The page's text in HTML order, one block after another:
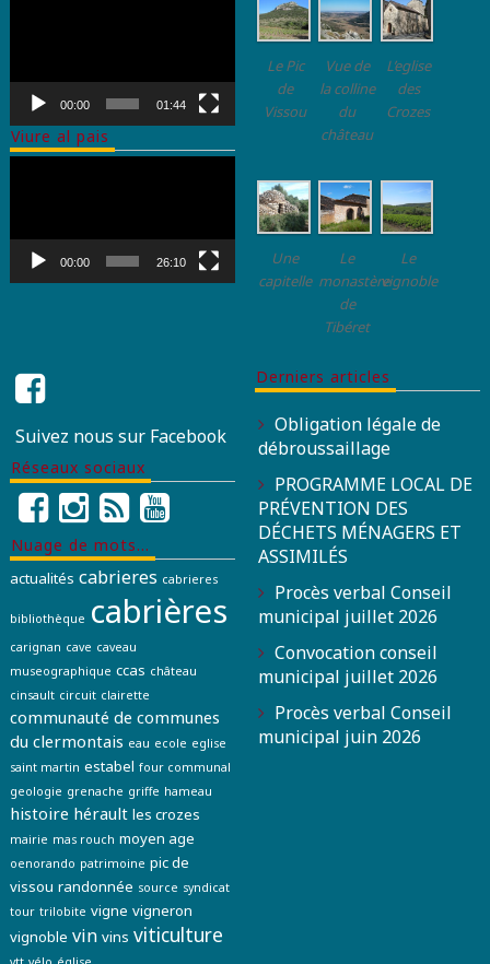
00:00 01:44
Viure al pais
00:00 26:10
Le Pic
de
Vissou
Vue de
la colline
du
château
L’eglise
des
Crozes
Une
capitelle
Le
monastère
de
Tibéret
Le
vignoble
Suivez nous sur Facebook
Réseaux sociaux
Nuage de mots…
actualités cabrieres cabrieres
bibliothèque cabrières
carignan cave caveau
museographique ccas château
cinsault circuit clairette
communauté de communes
du clermontais eau ecole eglise
saint martin estabel four communal
geologie grenache griffe hameau
histoire hérault les crozes
mairie mas rouch moyen age
oenorando patrimoine pic de
vissou randonnée source syndicat
tour trilobite vigne vigneron
vignoble vin vins viticulture
Derniers articles
Obligation légale de
débroussaillage
PROGRAMME LOCAL DE
PRÉVENTION DES
DÉCHETS MÉNAGERS ET
ASSIMILÉS
Procès verbal Conseil
municipal juillet 2026
Convocation conseil
municipal juillet 2026
Procès verbal Conseil
municipal juin 2026